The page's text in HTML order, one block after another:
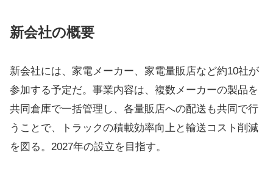
新会社の概要
新会社には、家電メーカー、家電量販店など約10社が
参加する予定だ。事業内容は、複数メーカーの製品を
共同倉庫で一括管理し、各量販店への配送も共同で行
うことで、トラックの積載効率向上と輸送コスト削減
を図る。2027年の設立を目指す。